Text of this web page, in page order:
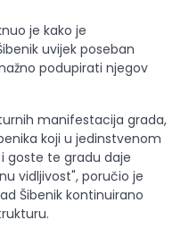
je kako je
uvijek poseban
podupirati njegov
manifestacija grada,
koji u jedinstvenom
goste te gradu daje
vidljivost", poručio je
Šibenik kontinuirano